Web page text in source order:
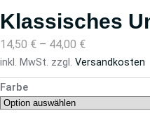
Klassisches
14,50 € – 44,00 €
inkl. MwSt. zzgl. Versandkosten
Farbe